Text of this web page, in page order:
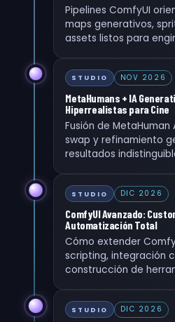
Pipelines ComfyUI
maps generativos,
assets listos para
STUDIO NOV 2026
MetaHumans + IA
Hiperrealistas para Cine
Fusión de
swap y refinamiento
resultados
STUDIO DIC 2026
ComfyUI Avanzado:
Automatización Total
Cómo extender
scripting, integración
construcción de
STUDIO DIC 2026